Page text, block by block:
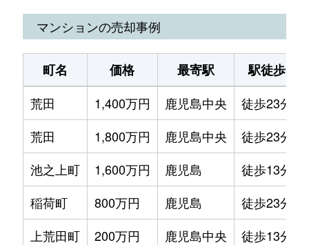
マンションの売却事例
町名 価格 最寄駅 駅徒歩
荒田
1,400万円 鹿児島中央 徒歩23分
荒田
1,800万円 鹿児島中央 徒歩23分
池之上町
1,600万円 鹿児島 徒歩13分
稲荷町
800万円 鹿児島 徒歩23分
上荒田町
200万円 鹿児島中央 徒歩13分